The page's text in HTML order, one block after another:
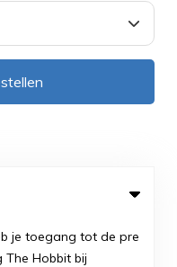
je toegang tot de pre
The Hobbit bij